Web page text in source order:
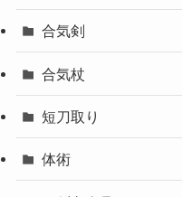
合気剣
合気杖
短刀取り
体術